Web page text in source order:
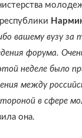
вашему вузу за
форума.
неделе было
между
в сфере
она.